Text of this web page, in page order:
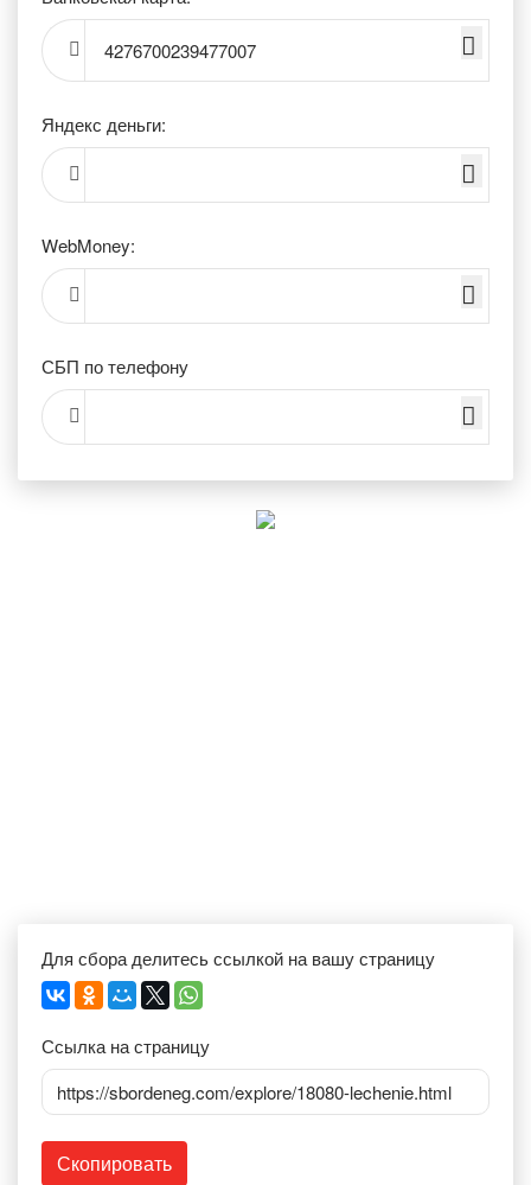
4276700239477007
Яндекс деньги:
WebMoney:
СБП по телефону
Для сбора делитесь ссылкой на вашу страницу
Ссылка на страницу
https://sbordeneg.com/explore/18080-lechenie.html
Скопировать